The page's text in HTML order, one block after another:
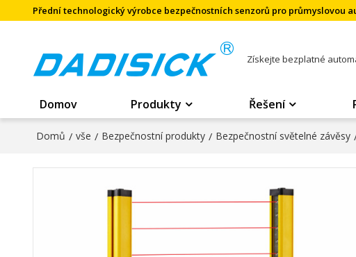
Přední technologický výrobce bezpečnostních senzorů pro průmyslovou
Získejte bezplatné
Domov Produkty Řešení
Domů / vše / Bezpečnostní produkty / Bezpečnostní světelné závěsy